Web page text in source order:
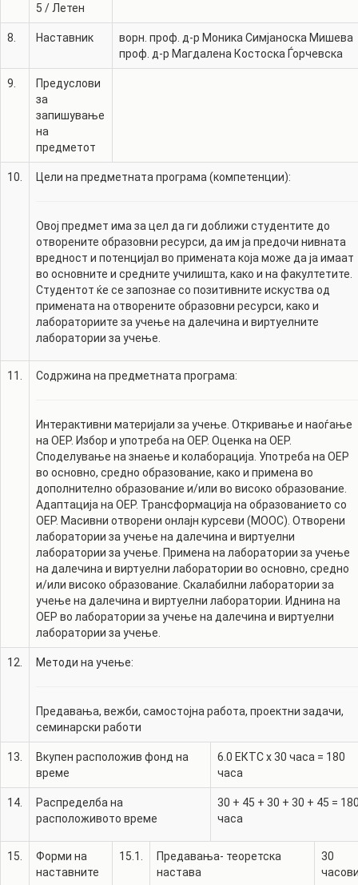
5 / Летен
8. Наставник ворн. проф. д-р Моника Симјаноска Мишева
проф. д-р Магдалена Костоска Ѓорчевска
9.
Предуслови
за
запишување
на
предметот
10. Цели на предметната програма (компетенции):
Овој предмет има за цел да ги доближи студентите до
отворените образовни ресурси, да им ја предочи нивната
вредност и потенцијал во примената која може да ја имаат
во основните и средните училишта, како и на факултетите.
Студентот ќе се запознае со позитивните искуства од
примената на отворените образовни ресурси, како и
лабораториите за учење на далечина и виртуелните
лаборатории за учење.
11. Содржина на предметната програма:
Интерактивни материјали за учење. Откривање и наоѓање
на ОЕР. Избор и употреба на ОЕР. Оценка на ОЕР.
Споделување на знаење и колаборација. Употреба на ОЕР
во основно, средно образование, како и примена во
дополнително образование и/или во високо образование.
Адаптација на ОЕР. Трансформација на образованието со
ОЕР. Масивни отворени онлајн курсеви (MOOC). Отворени
лаборатории за учење на далечина и виртуелни
лаборатории за учење. Примена на лаборатории за учење
на далечина и виртуелни лаборатории во основно, средно
и/или високо образование. Скалабилни лаборатории за
учење на далечина и виртуелни лаборатории. Иднина на
ОЕР во лаборатории за учење на далечина и виртуелни
лаборатории за учење.
12. Методи на учење:
Предавања, вежби, самостојна работа, проектни задачи,
семинарски работи
13.
Вкупен расположив фонд на
време
6.0 ЕКТС x 30 часа = 180
часа
14.
Распределба на
расположивото време
30 + 45 + 30 + 30 + 45 =
часа
15.
Форми на
наставните
15.1.
Предавања- теоретска
настава
30